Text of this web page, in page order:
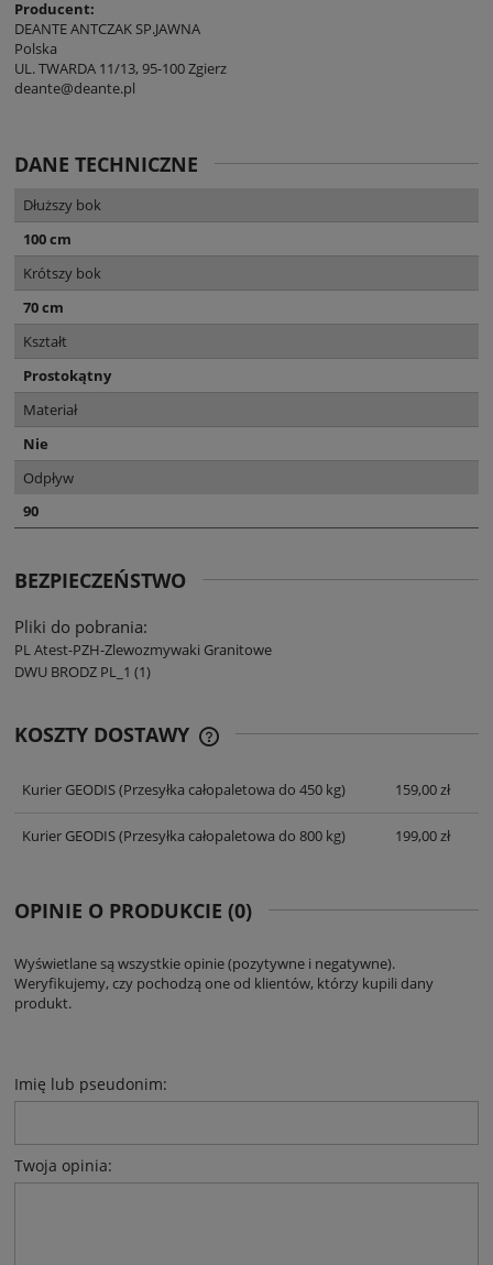
Producent:
DEANTE ANTCZAK SP.JAWNA
Polska
UL. TWARDA 11/13, 95-100 Zgierz
deante@deante.pl
DANE TECHNICZNE
Dłuższy bok
100 cm
Krótszy bok
70 cm
Kształt
Prostokątny
Materiał
Nie
Odpływ
90
BEZPIECZEŃSTWO
Pliki do pobrania:
PL Atest-PZH-Zlewozmywaki Granitowe
DWU BRODZ PL_1 (1)
KOSZTY DOSTAWY
Kurier GEODIS(Przesyłka całopaletowa do 450 kg) 159,00 zł
Kurier GEODIS(Przesyłka całopaletowa do 800 kg) 199,00 zł
OPINIE O PRODUKCIE (0)
Wyświetlane są wszystkie opinie (pozytywne i negatywne).
Weryfikujemy, czy pochodzą one od klientów, którzy kupili dany
produkt.
Imię lub pseudonim:
Twoja opinia: